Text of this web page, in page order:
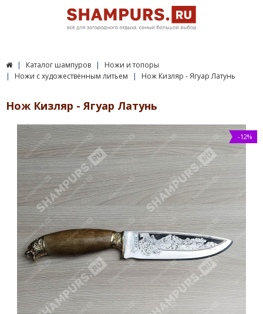
Каталог шампуров
Ножи и топоры
Ножи с художественным литьем
Нож Кизляр - Ягуар Латунь
Нож Кизляр - Ягуар Латунь
-12%